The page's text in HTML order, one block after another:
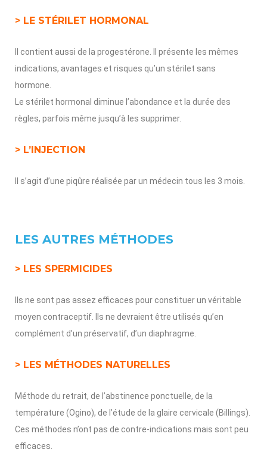
> LE STÉRILET HORMONAL
Il contient aussi de la progestérone. Il présente les mêmes
indications, avantages et risques qu’un stérilet sans
hormone.
Le stérilet hormonal diminue l’abondance et la durée des
règles, parfois même jusqu’à les supprimer.
> L’INJECTION
Il s’agit d’une piqûre réalisée par un médecin tous les 3 mois.
LES AUTRES MÉTHODES
> LES SPERMICIDES
Ils ne sont pas assez efficaces pour constituer un véritable
moyen contraceptif. Ils ne devraient être utilisés qu’en
complément d’un préservatif, d’un diaphragme.
> LES MÉTHODES NATURELLES
Méthode du retrait, de l’abstinence ponctuelle, de la
température (Ogino), de l’étude de la glaire cervicale (Billings).
Ces méthodes n’ont pas de contre-indications mais sont peu
efficaces.